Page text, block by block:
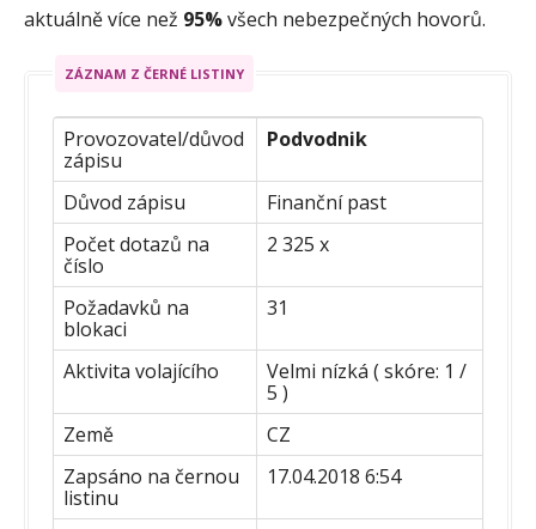
aktuálně více než 95%všech nebezpečných hovorů.
ZÁZNAM Z ČERNÉ LISTINY
Provozovatel/důvod
zápisu
Podvodnik
Důvod zápisu
Finanční past
Počet dotazů na
číslo
2 325 x
Požadavků na
blokaci
31
Aktivita volajícího
Velmi nízká ( skóre: 1 /
5 )
Země
CZ
Zapsáno na černou
listinu
17.04.2018 6:54